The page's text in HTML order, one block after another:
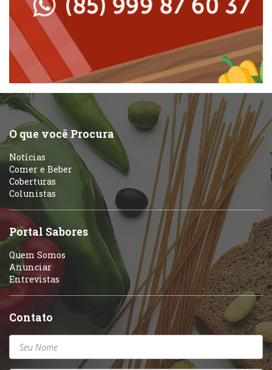
Massas
Peixes e Frutos do Mar
Pizzarias
Portuguesa
Self-service
Sobremesas e sorvetes
Peixes e Frutos do Mar
Pizzarias
Portuguesa
Sobremesas e sorvetes
Variados
O que você Procura
Notícias
Comer e Beber
Coberturas
Colunistas
Portal Sabores
Quem Somos
Anunciar
Entrevistas
Contato